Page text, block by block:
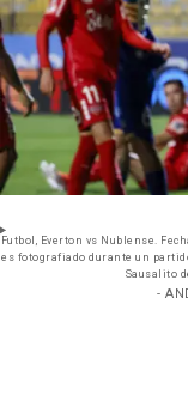
Futbol, Everton vs Nublense.
es fotografiado durante un
Sausalito
-